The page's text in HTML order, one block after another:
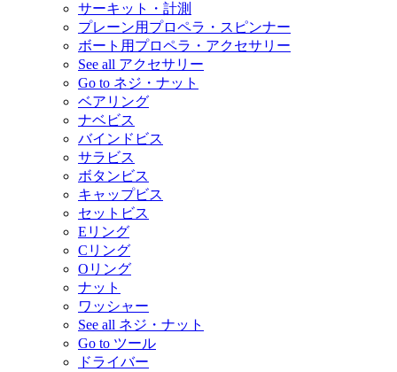
サーキット・計測
プレーン用プロペラ・スピンナー
ボート用プロペラ・アクセサリー
See all アクセサリー
Go to ネジ・ナット
ベアリング
ナベビス
バインドビス
サラビス
ボタンビス
キャップビス
セットビス
Eリング
Cリング
Oリング
ナット
ワッシャー
See all ネジ・ナット
Go to ツール
ドライバー